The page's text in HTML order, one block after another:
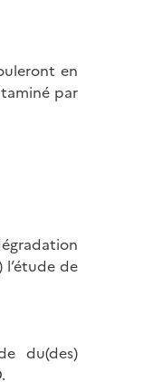
en
par
de
du(des)